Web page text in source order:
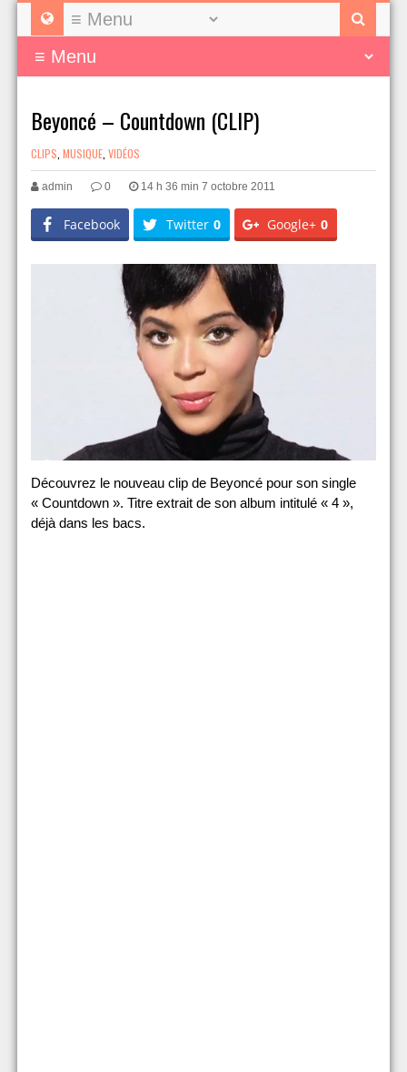
Beyoncé – Countdown (CLIP)
CLIPS MUSIQUE VIDÉOS
admin 0 14 h 36 min 7 octobre 2011
Facebook Twitter 0 Google+ 0
Découvrez le nouveau clip de Beyoncé pour son single
« Countdown ». Titre extrait de son album intitulé « 4 »,
déjà dans les bacs.